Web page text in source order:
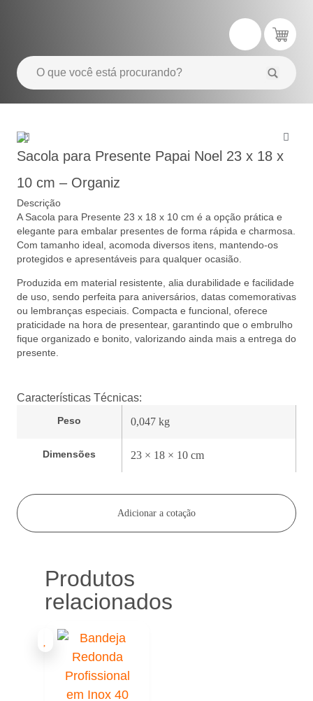
Sacola para Presente Papai Noel 23 x 18 x
10 cm – Organiz
Descrição
A Sacola para Presente 23 x 18 x 10 cm é a opção prática e
elegante para embalar presentes de forma rápida e charmosa.
Com tamanho ideal, acomoda diversos itens, mantendo-os
protegidos e apresentáveis para qualquer ocasião.
Produzida em material resistente, alia durabilidade e facilidade
de uso, sendo perfeita para aniversários, datas comemorativas
ou lembranças especiais. Compacta e funcional, oferece
praticidade na hora de presentear, garantindo que o embrulho
fique organizado e bonito, valorizando ainda mais a entrega do
presente.
Características Técnicas:
Peso 0,047 kg
Dimensões 23 × 18 × 10 cm
Adicionar a cotação
Produtos
relacionados